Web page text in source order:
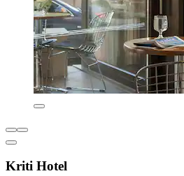
Kriti Hotel